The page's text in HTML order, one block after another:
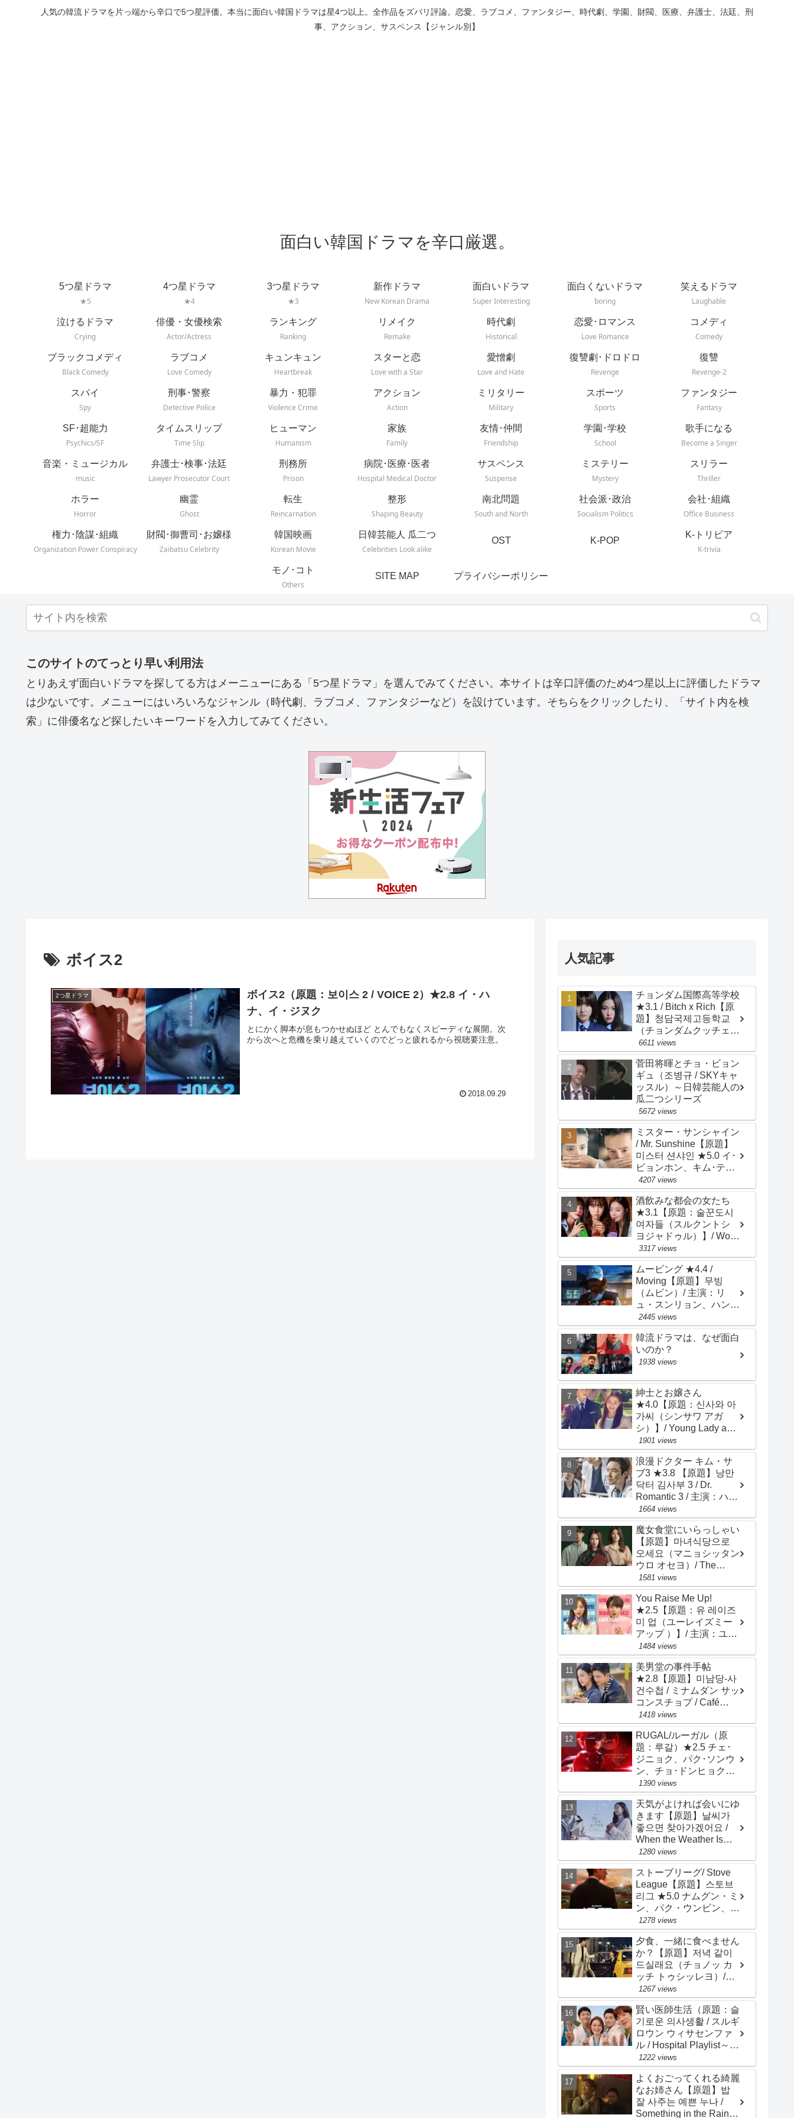
人気の韓流ドラマを片っ端から辛口で5つ星評価。本当に面白い韓国ドラマは星4つ以上。全作品をズバリ評論。恋愛、ラブコメ、ファンタジー、時代劇、学園、財閥、医療、弁護士、法廷、刑
事、アクション、サスペンス【ジャンル別】
面白い韓国ドラマを辛口厳選。
5つ星ドラマ
★5
4つ星ドラマ
★4
3つ星ドラマ
★3
新作ドラマ
New Korean Drama
面白いドラマ
Super Interesting
面白くないドラマ
boring
笑えるドラマ
Laughable
泣けるドラマ
Crying
俳優・女優検索
Actor/Actress
ランキング
Ranking
リメイク
Remake
時代劇
Historical
恋愛･ロマンス
Love Romance
コメディ
Comedy
ブラックコメディ
Black Comedy
ラブコメ
Love Comedy
キュンキュン
Heartbreak
スターと恋
Love with a Star
愛憎劇
Love and Hate
復讐劇･ドロドロ
Revenge
復讐
Revenge-2
スパイ
Spy
刑事･警察
Detective Police
暴力・犯罪
Violence Crime
アクション
Action
ミリタリー
Military
スポーツ
Sports
ファンタジー
Fantasy
SF･超能力
Psychics/SF
タイムスリップ
Time Slip
ヒューマン
Humanism
家族
Family
友情･仲間
Friendship
学園･学校
School
歌手になる
Become a Singer
音楽・ミュージカル
music
弁護士･検事･法廷
Lawyer Prosecutor Court
刑務所
Prison
病院･医療･医者
Hospital Medical Doctor
サスペンス
Suspense
ミステリー
Mystery
スリラー
Thriller
ホラー
Horror
幽霊
Ghost
転生
Reincarnation
整形
Shaping Beauty
南北問題
South and North
社会派･政治
Socialism Politics
会社･組織
Office Business
権力･陰謀･組織
Organization Power Conspiracy
財閥･御曹司･お嬢様
Zaibatsu Celebrity
韓国映画
Korean Movie
日韓芸能人 瓜二つ
Celebrities Look alike
OST K-POP
K-トリビア
K-trivia
モノ･コト
Others
SITE MAP プライバシーポリシー
このサイトのてっとり早い利用法
とりあえず面白いドラマを探してる方はメーニューにある「5つ星ドラマ」を選んでみてください。本サイトは辛口評価のため4つ星以上に評価したドラマ
は少ないです。メニューにはいろいろなジャンル（時代劇、ラブコメ、ファンタジーなど）を設けています。そちらをクリックしたり、「サイト内を検
索」に俳優名など探したいキーワードを入力してみてください。
ボイス2
2つ星ドラマ
ボイス2（原題：보이스 2 / VOICE 2）★2.8 イ・ハ
ナ、イ・ジヌク
とにかく脚本が息もつかせぬほど とんでもなくスピーディな展開。次
から次へと危機を乗り越えていくのでどっと疲れるから視聴要注意。
2018.09.29
人気記事
チョンダム国際高等学校
★3.1 / Bitch x Rich【原
題】청담국제고등학교
（チョンダムクッチェ
コドゥンハッキョ）/
Cheongdam
International High
School / 主演：イ・ウン
セム、イェリ
6611 views
菅田将暉とチョ・ビョン
ギュ（조병규 / SKYキャ
ッスル）～日韓芸能人の
瓜二つシリーズ
5672 views
ミスター・サンシャイン
/ Mr. Sunshine【原題】
미스터 션샤인 ★5.0 イ･
ビョンホン、キム･テ
リ、ユ･ヨンソク、ピョ
ン･ヨハン、チョ･ウジ
ン、キム･ビョンチョ
ル、キム･サラン、ペ･ジ
ョンナム、チェ･ムソン
4207 views
酒飲みな都会の女たち
★3.1【原題：술꾼도시
여자들（スルクントシ
ヨジャドゥル）】/ Work
Later, Drink Now /
Drinker City Women / 主
演：イ･ソンビン、ハン･
ソナ、チョン･ウンジ
3317 views
ムービング ★4.4 /
Moving【原題】무빙
（ムビン）/ 主演：リ
ュ・スンリョン、ハン・
ヒョジュ、チョ・インソ
ン
2445 views
韓流ドラマは、なぜ面白
いのか？
1938 views
紳士とお嬢さん
★4.0【原題：신사와 아
가씨（シンサワ アガ
シ）】/ Young Lady and
Gentleman / 主演：チ･
ヒョヌ、イ･セヒ
1901 views
浪漫ドクター キム・サ
ブ3 ★3.8 【原題】낭만
닥터 김사부 3 / Dr.
Romantic 3 / 主演：ハ
ン・ソッキュ、アン・ヒ
ョソプ、イ・ソンギョン
1664 views
魔女食堂にいらっしゃい
【原題】마녀식당으로
오세요（マニョシッタン
ウロ オセヨ）/ The
Witch's Diner ★3.2 ソ
ン・ジヒョ、ナム・ジヒ
ョン
1581 views
You Raise Me Up!
★2.5【原題：유 레이즈
미 업（ユーレイズミー
アップ ）】/ 主演：ユ
ン･シユン、アン･ヒヨン
1484 views
美男堂の事件手帖
★2.8【原題】미남당-사
건수첩 / ミナムダン サッ
コンスチョプ / Café
Minamdang / 主演：ソ・
イングク、オ・ヨンソ
1418 views
RUGAL/ルーガル（原
題：루갈）★2.5 チェ･
ジニョク、パク･ソンウ
ン、チョ･ドンヒョク、
チョン･ヘイン
1390 views
天気がよければ会いにゆ
きます【原題】날씨가
좋으면 찾아가겠어요 /
When the Weather Is
Fine）★2.8 ソ・ガンジ
ュン、パク・ミニョン
1280 views
ストーブリーグ/ Stove
League【原題】스토브
리그 ★5.0 ナムグン・ミ
ン、パク・ウンビン、
オ・ジョンセ、チョ・ビ
ョンギュ
1278 views
夕食、一緒に食べません
か？【原題】저녁 같이
드실래요（チョノッ カ
ッチ トゥシッレヨ）/
Dinner Mate ★3.2 ソン･
スンホン、ソ･ジヘ
1267 views
賢い医師生活（原題：슬
기로운 의사생활 / スルギ
ロウン ウィサセンファ
ル / Hospital Playlist～
Wise Doctor Life）★4.0
チョ･ジョンソク、チョ
ン･ギョンホ、ユ･ヨンソ
ク
1222 views
よくおごってくれる綺麗
なお姉さん【原題】밥
잘 사주는 예쁜 누나 /
Something in the Rain～